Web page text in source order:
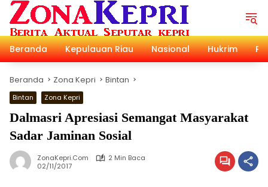
Langsung
konten
Beranda
Kepulauan Riau Nasional Hukrim
Beranda Zona Kepri Bintan
Bintan Zona Kepri
Dalmasri Apresiasi Semangat Masyarakat
Sadar Jaminan Sosial
ZonaKepri.com
2 Min Baca
02/11/2017